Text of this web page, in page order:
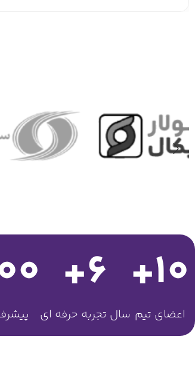
اعضای تیم
10
+
سال تجربه حرفه ای
6
+